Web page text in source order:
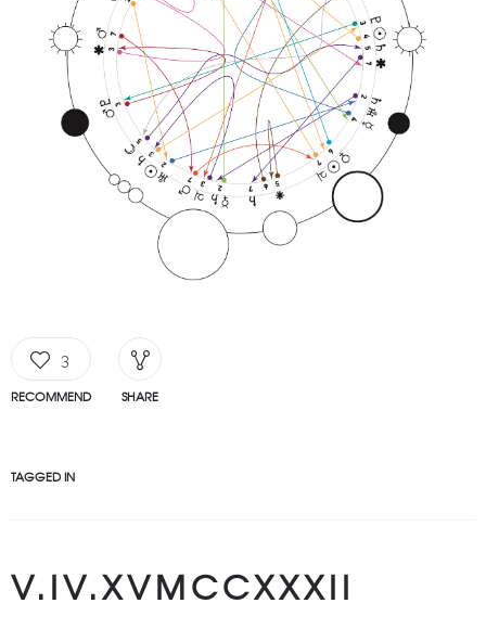
3
RECOMMEND SHARE
TAGGED IN
V.IV.XVMCCXXXII